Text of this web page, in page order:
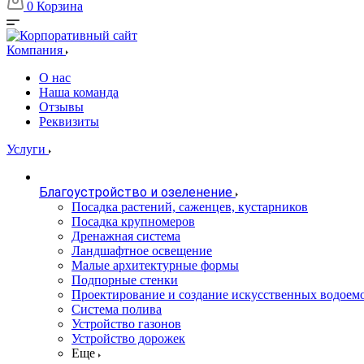
0 Корзина
Компания
О нас
Наша команда
Отзывы
Реквизиты
Услуги
Благоустройство и озеленение
Посадка растений, саженцев, кустарников
Посадка крупномеров
Дренажная система
Ландшафтное освещение
Малые архитектурные формы
Подпорные стенки
Проектирование и создание искусственных
Система полива
Устройство газонов
Устройство дорожек
Еще